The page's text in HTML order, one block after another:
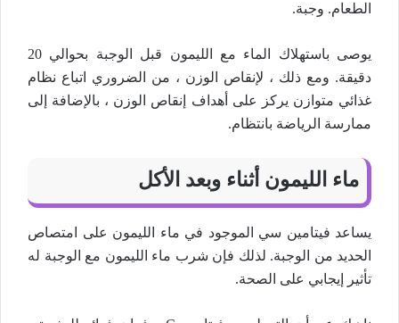
الطعام. وجبة.
يوصى باستهلاك الماء مع الليمون قبل الوجبة بحوالي 20
دقيقة. ومع ذلك ، لإنقاص الوزن ، من الضروري اتباع نظام
غذائي متوازن يركز على أهداف إنقاص الوزن ، بالإضافة إلى
ممارسة الرياضة بانتظام.
ماء الليمون أثناء وبعد الأكل
يساعد فيتامين سي الموجود في ماء الليمون على امتصاص
الحديد من الوجبة. لذلك فإن شرب ماء الليمون مع الوجبة له
تأثير إيجابي على الصحة.